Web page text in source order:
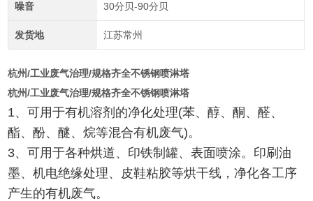
噪音 30分贝-90分贝
发货地 江苏常州
杭州/工业废气治理/规格齐全不锈钢喷淋塔
杭州/工业废气治理/规格齐全不锈钢喷淋塔
1、可用于有机溶剂的净化处理(苯、醇、酮、醛、
酯、酚、醚、烷等混合有机废气)。
3、可用于各种烘道、印铁制罐、表面喷涂。印刷油
墨、机电绝缘处理、皮鞋粘胶等烘干线，净化各工序
产生的有机废气。